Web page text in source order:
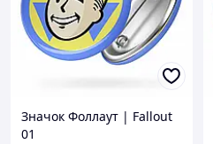
Значок Фоллаут | Fallout
01